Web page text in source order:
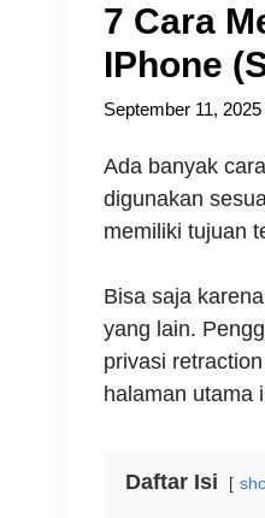
7 Cara
IPhone
September 11, 2025
Ada banyak
digunakan
memiliki tujuan
Bisa saja
yang lain.
privasi
halaman utama
Daftar Isi